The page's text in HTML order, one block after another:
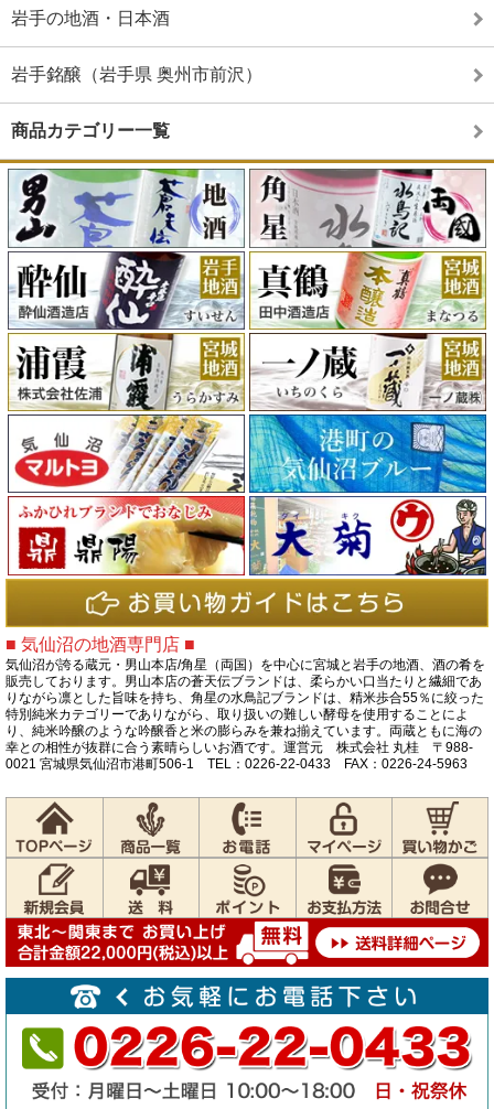
岩手の地酒・日本酒
岩手銘醸（岩手県 奥州市前沢）
商品カテゴリー一覧
■ 気仙沼の地酒専門店 ■
気仙沼が誇る蔵元・男山本店/角星（両国）を中心に宮城と岩手の地酒、酒の肴を
販売しております。男山本店の蒼天伝ブランドは、柔らかい口当たりと繊細であ
りながら凛とした旨味を持ち、角星の水鳥記ブランドは、精米歩合55％に絞った
特別純米カテゴリーでありながら、取り扱いの難しい酵母を使用することによ
り、純米吟醸のような吟醸香と米の膨らみを兼ね揃えています。両蔵ともに海の
幸との相性が抜群に合う素晴らしいお酒です。運営元 株式会社 丸桂 〒988-
0021 宮城県気仙沼市港町506-1 TEL：0226-22-0433 FAX：0226-24-5963